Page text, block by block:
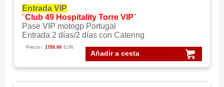
Entrada VIP
"Club 49 Hospitality Torre VIP"
Pase VIP motogp Portugal
Entrada 2 días/2 días con Catering
Añadir a cesta
Precio: 1709.00 EUR